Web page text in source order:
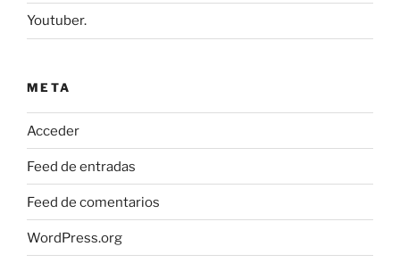
Youtuber.
META
Acceder
Feed de entradas
Feed de comentarios
WordPress.org